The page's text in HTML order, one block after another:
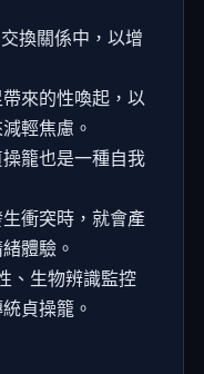
換關係中，以增
來的性喚起，以
輕焦慮。
籠也是一種自我
衝突時，就會產
體驗。
、生物辨識監控
貞操籠。